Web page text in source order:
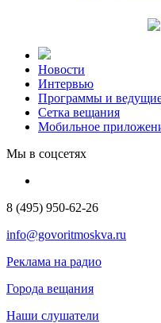
Новости
Интервью
Программы и
Сетка вещания
Мобильное
Мы в соцсетях
8 (495) 950-62-26
info@govoritmoskva.ru
Реклама на радио
Города вещания
Наши слушатели